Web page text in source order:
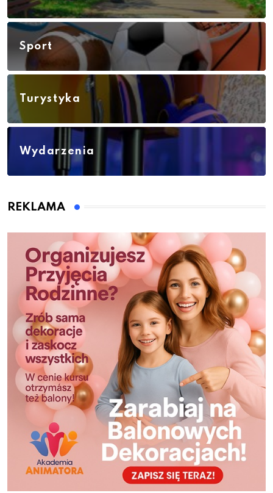
Sport
Turystyka
Wydarzenia
REKLAMA